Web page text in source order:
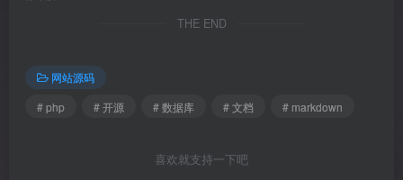
THE END
网站源码
# php
# 开源 # 数据库 # 文档 # markdown
喜欢就支持一下吧